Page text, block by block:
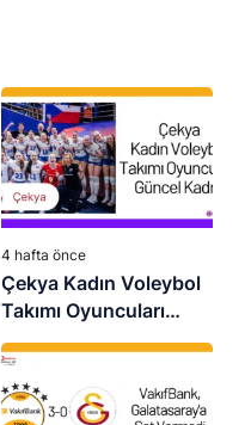
4 hafta önce
Çekya Kadın Voleybol
Takımı Oyuncuları
2026 – Güncel Kadro